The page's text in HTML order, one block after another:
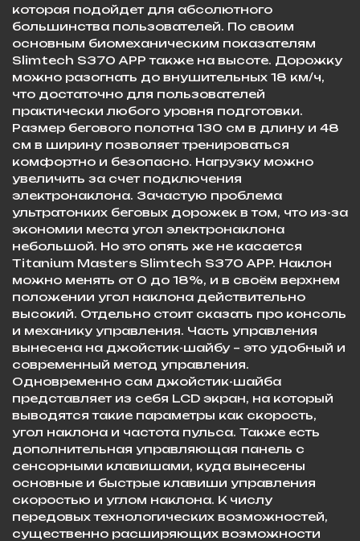
которая подойдет для абсолютного
большинства пользователей. По своим
основным биомеханическим показателям
Slimtech S370 APP также на высоте. Дорожку
можно разогнать до внушительных 18 км/ч,
что достаточно для пользователей
практически любого уровня подготовки.
Размер бегового полотна 130 см в длину и 48
см в ширину позволяет тренироваться
комфортно и безопасно. Нагрузку можно
увеличить за счет подключения
электронаклона. Зачастую проблема
ультратонких беговых дорожек в том, что из-за
экономии места угол электронаклона
небольшой. Но это опять же не касается
Titanium Masters Slimtech S370 APP. Наклон
можно менять от 0 до 18%, и в своём верхнем
положении угол наклона действительно
высокий. Отдельно стоит сказать про консоль
и механику управления. Часть управления
вынесена на джойстик-шайбу – это удобный и
современный метод управления.
Одновременно сам джойстик-шайба
представляет из себя LCD экран, на который
выводятся такие параметры как скорость,
угол наклона и частота пульса. Также есть
дополнительная управляющая панель с
сенсорными клавишами, куда вынесены
основные и быстрые клавиши управления
скоростью и углом наклона. К числу
передовых технологических возможностей,
существенно расширяющих возможности